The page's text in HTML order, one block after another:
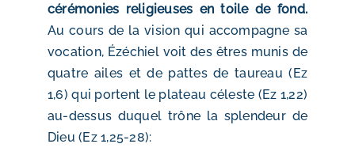
cérémonies religieuses en toile de fond.
Au cours de la vision qui accompagne sa
vocation, Ézéchiel voit des êtres munis de
quatre ailes et de pattes de taureau (Ez
1,6) qui portent le plateau céleste (Ez 1,22)
au-dessus duquel trône la splendeur de
Dieu (Ez 1,25-28):